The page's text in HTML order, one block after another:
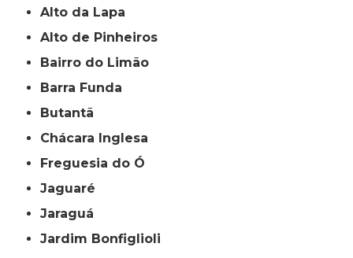
Alto da Lapa
Alto de Pinheiros
Bairro do Limão
Barra Funda
Butantã
Chácara Inglesa
Freguesia do Ó
Jaguaré
Jaraguá
Jardim Bonfiglioli